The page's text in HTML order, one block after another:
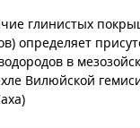
глинистых
определяет
в
Вилюйской